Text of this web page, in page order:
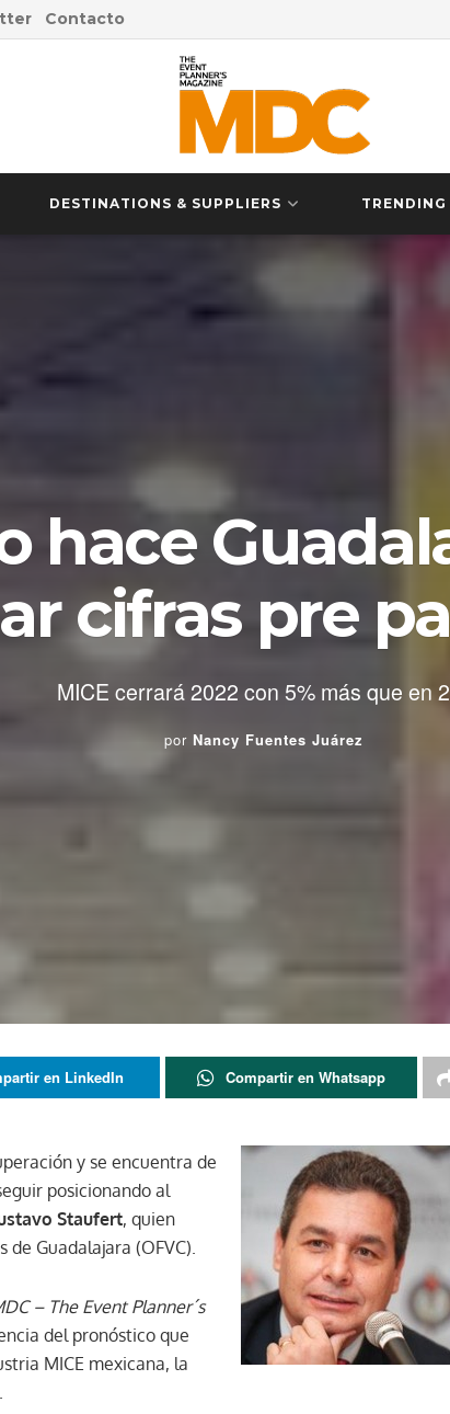
Contacto
DESTINATIONS & SUPPLIERS TRENDING
hace
cifras pre
MICE cerrará 2022 con 5% más que en
por Nancy Fuentes Juárez
en LinkedIn Compartir en Whatsapp
y se encuentra de
posicionando al
Staufert, quien
Guadalajara (OFVC).
– The Event Planner´s
del pronóstico que
MICE mexicana, la